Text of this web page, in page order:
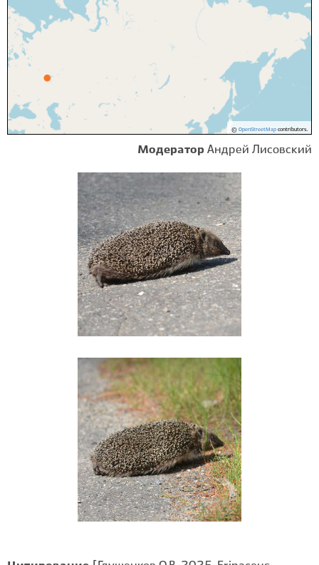
© OpenStreetMapcontributors.
Модератор Андрей Лисовский